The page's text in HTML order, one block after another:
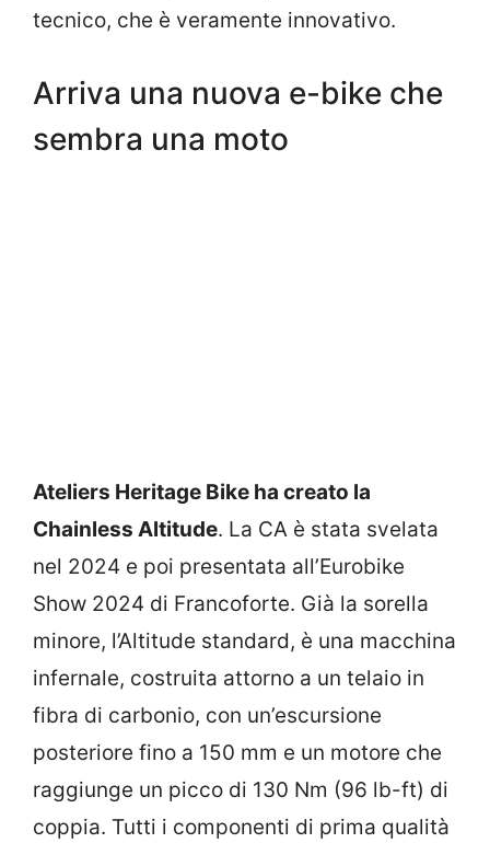
tecnico, che è veramente innovativo.
Arriva una nuova e-bike che
sembra una moto
Ateliers Heritage Bike ha creato la
Chainless Altitude. La CA è stata svelata
nel 2024 e poi presentata all’Eurobike
Show 2024 di Francoforte. Già la sorella
minore, l’Altitude standard, è una macchina
infernale, costruita attorno a un telaio in
fibra di carbonio, con un’escursione
posteriore fino a 150 mm e un motore che
raggiunge un picco di 130 Nm (96 lb-ft) di
coppia. Tutti i componenti di prima qualità